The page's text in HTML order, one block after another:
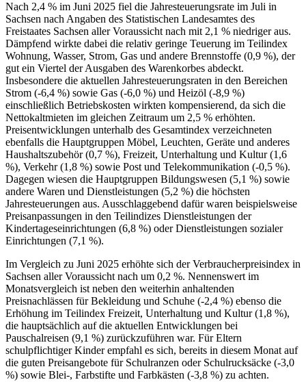
Nach 2,4 % im Juni 2025 fiel die Jahresteuerungsrate im Juli in
Sachsen nach Angaben des Statistischen Landesamtes des
Freistaates Sachsen aller Voraussicht nach mit 2,1 % niedriger aus.
Dämpfend wirkte dabei die relativ geringe Teuerung im Teilindex
Wohnung, Wasser, Strom, Gas und andere Brennstoffe (0,9 %), der
gut ein Viertel der Ausgaben des Warenkorbes abdeckt.
Insbesondere die aktuellen Jahresteuerungsraten in den Bereichen
Strom (-6,4 %) sowie Gas (-6,0 %) und Heizöl (-8,9 %)
einschließlich Betriebskosten wirkten kompensierend, da sich die
Nettokaltmieten im gleichen Zeitraum um 2,5 % erhöhten.
Preisentwicklungen unterhalb des Gesamtindex verzeichneten
ebenfalls die Hauptgruppen Möbel, Leuchten, Geräte und anderes
Haushaltszubehör (0,7 %), Freizeit, Unterhaltung und Kultur (1,6
%), Verkehr (1,8 %) sowie Post und Telekommunikation (-0,5 %).
Dagegen wiesen die Hauptgruppen Bildungswesen (5,1 %) sowie
andere Waren und Dienstleistungen (5,2 %) die höchsten
Jahresteuerungen aus. Ausschlaggebend dafür waren beispielsweise
Preisanpassungen in den Teilindizes Dienstleistungen der
Kindertageseinrichtungen (6,8 %) oder Dienstleistungen sozialer
Einrichtungen (7,1 %).
Im Vergleich zu Juni 2025 erhöhte sich der Verbraucherpreisindex in
Sachsen aller Voraussicht nach um 0,2 %. Nennenswert im
Monatsvergleich ist neben den weiterhin anhaltenden
Preisnachlässen für Bekleidung und Schuhe (-2,4 %) ebenso die
Erhöhung im Teilindex Freizeit, Unterhaltung und Kultur (1,8 %),
die hauptsächlich auf die aktuellen Entwicklungen bei
Pauschalreisen (9,1 %) zurückzuführen war. Für Eltern
schulpflichtiger Kinder empfahl es sich, bereits in diesem Monat auf
die guten Preisangebote für Schulranzen oder Schulrucksäcke (-3,0
%) sowie Blei-, Farbstifte und Farbkästen (-3,8 %) zu achten.